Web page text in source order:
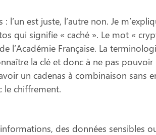
est juste, l’autre non. Je
qui signifie « caché ». Le mot «
l’Académie Française. La
la clé et donc à ne pas
un cadenas à combinaison sans
le chiffrement.
des données sensibles